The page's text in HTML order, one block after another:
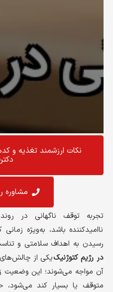
نکات ارزشمند تغذیه و
مشاوره
تجربه توقف ناگهانی در
ناامیدکننده باشد، به‌ویژه
رسیدن به اهداف سلامتی و
در رژیم کتوژنیکیکی از چالش‌های
آن مواجه می‌شوند؛ این
متوقف یا بسیار کند می‌شود،